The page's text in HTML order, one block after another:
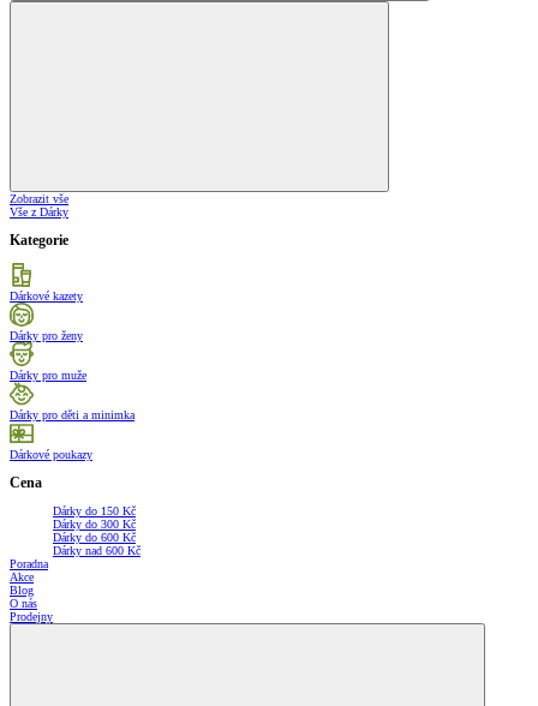
Zobrazit vše
Vše z Dárky
Kategorie
Dárkové kazety
Dárky pro ženy
Dárky pro muže
Dárky pro děti a minimka
Dárkové poukazy
Cena
Dárky do 150 Kč
Dárky do 300 Kč
Dárky do 600 Kč
Dárky nad 600 Kč
Poradna
Akce
Blog
O nás
Prodejny